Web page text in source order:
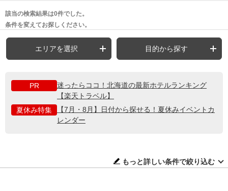
該当の検索結果は0件でした。
条件を変えてお探しください。
エリアを選択 目的から探す
PR
迷ったらココ！北海道の最新ホテルランキング
【楽天トラベル】
夏休み特集
【7月・8月】日付から探せる！夏休みイベントカ
レンダー
もっと詳しい条件で絞り込む